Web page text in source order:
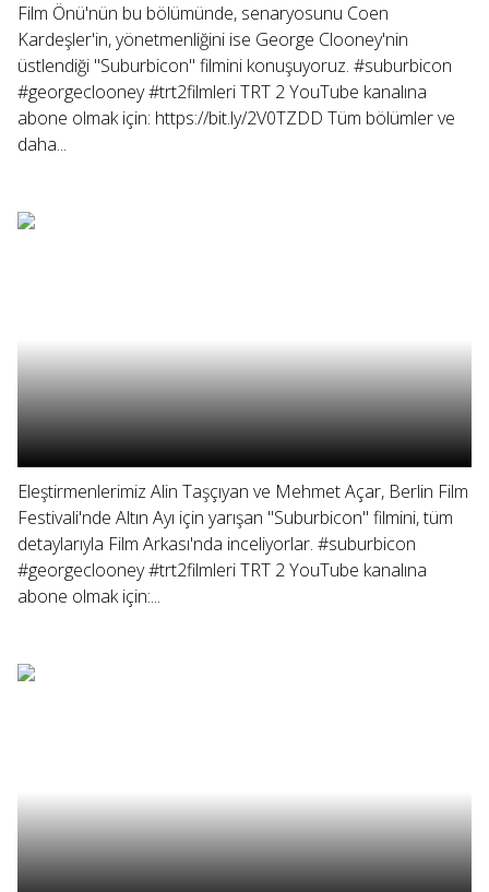
Film Önü'nün bu bölümünde, senaryosunu Coen
Kardeşler'in, yönetmenliğini ise George Clooney'nin
üstlendiği "Suburbicon" filmini konuşuyoruz. #suburbicon
#georgeclooney #trt2filmleri TRT 2 YouTube kanalına
abone olmak için: https://bit.ly/2V0TZDD Tüm bölümler ve
daha...
Eleştirmenlerimiz Alin Taşçıyan ve Mehmet Açar, Berlin Film
Festivali'nde Altın Ayı için yarışan "Suburbicon" filmini, tüm
detaylarıyla Film Arkası'nda inceliyorlar. #suburbicon
#georgeclooney #trt2filmleri TRT 2 YouTube kanalına
abone olmak için:...